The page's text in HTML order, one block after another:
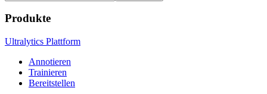
Produkte
Ultralytics Plattform
Annotieren
Trainieren
Bereitstellen